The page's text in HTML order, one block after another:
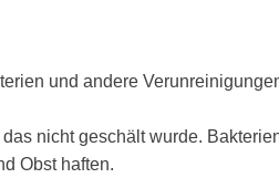
und andere
nicht geschält wurde.
Obst haften.